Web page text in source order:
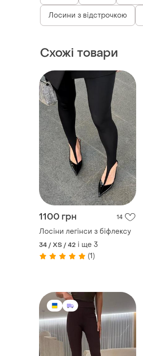
Лосини з відстрочкою
Схожі товари
1100 грн 14
Лосіни легінси з біфлексу
34 / XS / 42 і ще 3
(1)